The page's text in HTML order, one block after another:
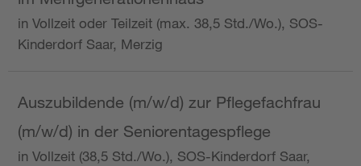
in Vollzeit oder Teilzeit (max. 38,5 Std./Wo.), SOS-
Kinderdorf Saar, Merzig
Auszubildende (m/w/d) zur Pflegefachfrau
(m/w/d) in der Seniorentagespflege
in Vollzeit (38,5 Std./Wo.), SOS-Kinderdorf Saar,